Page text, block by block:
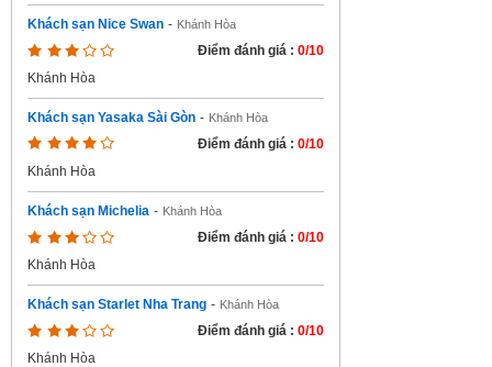
Khách sạn Nice Swan - Khánh Hòa
Điểm đánh giá : 0/10
Khánh Hòa
Khách sạn Yasaka Sài Gòn - Khánh Hòa
Điểm đánh giá : 0/10
Khánh Hòa
Khách sạn Michelia - Khánh Hòa
Điểm đánh giá : 0/10
Khánh Hòa
Khách sạn Starlet Nha Trang - Khánh Hòa
Điểm đánh giá : 0/10
Khánh Hòa